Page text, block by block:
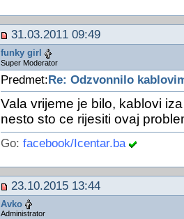
31.03.2011 09:49
funky girl
Super Moderator
Predmet:Re: Odzvonnilo
Vala vrijeme je bilo, kablovi
nesto sto ce rijesiti ovaj
Go: facebook/Icentar.ba
23.10.2015 13:44
Avko
Administrator